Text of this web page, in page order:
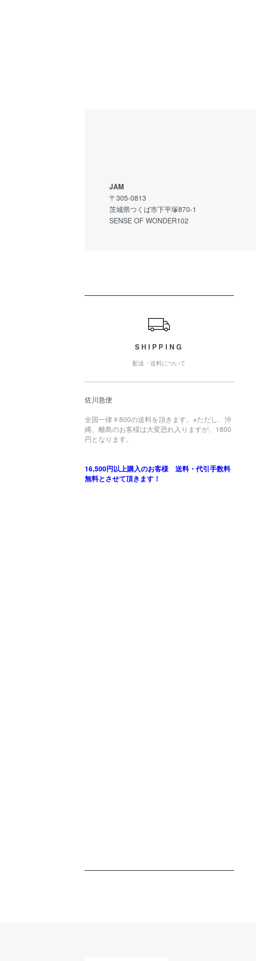
JAM
〒305-0813
茨城県つくば市下平塚870-1
SENSE OF WONDER102
SHIPPING
配送・送料について
佐川急便
全国一律￥800の送料を頂きます。※ただし、沖
縄、離島のお客様は大変恐れ入りますが、1800
円となります。
16,500円以上購入のお客様 送料・代引手数料
無料とさせて頂きます！